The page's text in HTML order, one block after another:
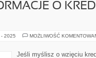
O
2025 MOŻLIWOŚĆ
Jeśli myślisz o wzięciu